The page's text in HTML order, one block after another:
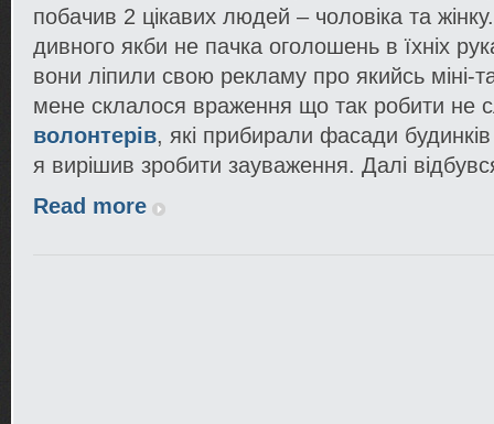
побачив 2 цікавих людей – чоловіка та
дивного якби не пачка оголошень в їхніх
вони ліпили свою рекламу про якийсь міні-
мене склалося враження що так робити не
волонтерів, які прибирали фасади будинків
я вирішив зробити зауваження. Далі
Read more